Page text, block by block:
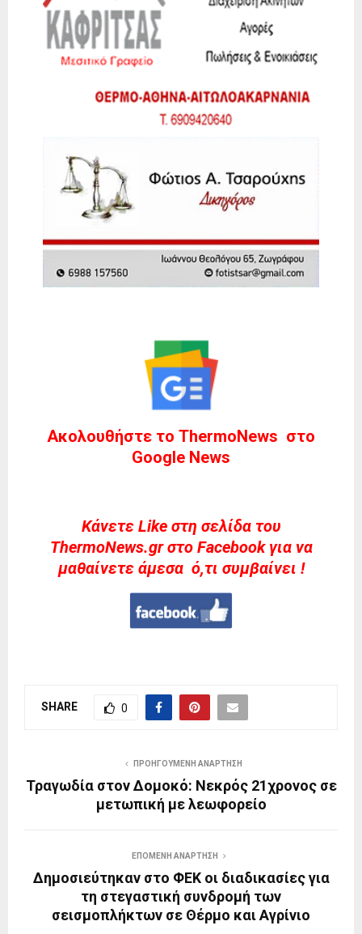
Ακολουθήστε το ThermoNews στο
Google News
Kάνετε Like στη σελίδα του
ThermoNews.gr στο Facebook για να
μαθαίνετε άμεσα ό,τι συμβαίνει !
SHARE 0
ΠΡΟΗΓΟΎΜΕΝΗ ΑΝΆΡΤΗΣΗ
Τραγωδία στον Δομοκό: Νεκρός 21χρονος σε
μετωπική με λεωφορείο
ΕΠΌΜΕΝΗ ΑΝΆΡΤΗΣΗ
Δημοσιεύτηκαν στο ΦΕΚ οι διαδικασίες για
τη στεγαστική συνδρομή των
σεισμοπλήκτων σε Θέρμο και Αγρίνιο